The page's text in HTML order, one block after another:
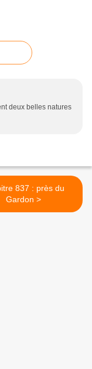
deux belles natures
837 : près du
Gardon >